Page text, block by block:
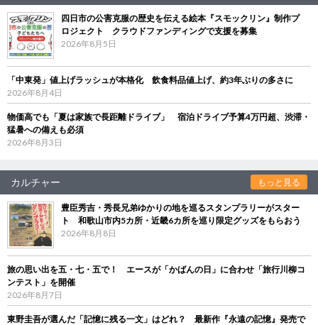
四日市の公害克服の歴史を伝える絵本『スモックリン』制作プ
ロジェクト クラウドファンディングで支援を募集
2026年8月5日
「中東発」値上げラッシュが本格化 飲食料品値上げ、約3年ぶりの多さに
2026年8月4日
物価高でも「夏は家族で長距離ドライブ」 宿泊ドライブ予算4万円超、渋滞・
猛暑への備えも必須
2026年8月3日
カルチャー もっと見る
豊臣秀吉・秀長兄弟ゆかりの地を巡るスタンプラリーがスター
ト 和歌山市内5カ所・近畿6カ所を巡り限定グッズをもらおう
2026年8月8日
旅の思い出を五・七・五で！ エースが「かばんの日」に合わせ「旅行川柳コ
ンテスト」を開催
2026年8月7日
東野圭吾が選んだ「記憶に残る一文」はどれ？ 最新作『永遠の記憶』発売で